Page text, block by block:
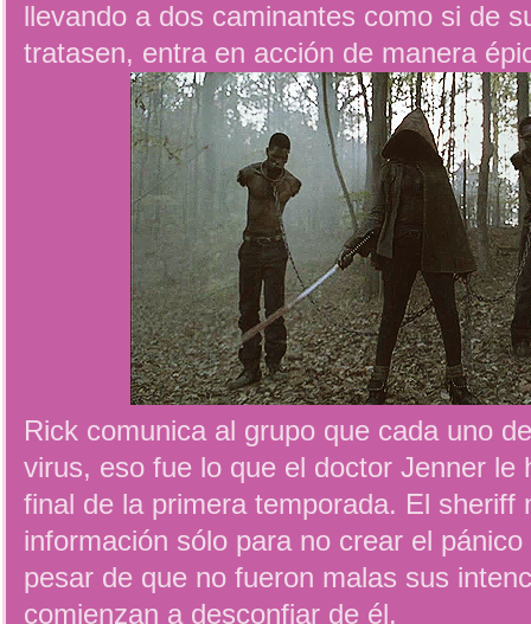
llevando a dos caminantes como si de
tratasen, entra en acción de manera
Rick comunica al grupo que cada uno
virus, eso fue lo que el doctor Jenner le
final de la primera temporada. El sheriff
información sólo para no crear el
pesar de que no fueron malas sus
comienzan a desconfiar de él.